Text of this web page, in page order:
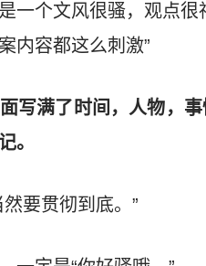
一个文风很骚，观点
内容都这么刺激”
写满了时间，人物，
。
要贯彻到底。”